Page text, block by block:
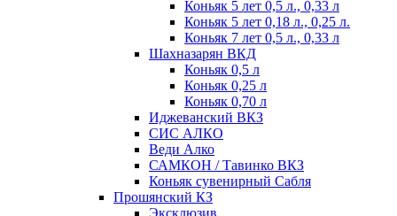
Коньяк 5 лет 0,5 л., 0,33 л
Коньяк 5 лет 0,18 л., 0,25 л.
Коньяк 7 лет 0,5 л., 0,33 л
Шахназарян ВКД
Коньяк 0,5 л
Коньяк 0,25 л
Коньяк 0,70 л
Иджеванский ВКЗ
СИС АЛКО
Веди Алко
САМКОН / Тавинко ВКЗ
Коньяк сувенирный Сабля
Прошянский КЗ
Эксклюзив